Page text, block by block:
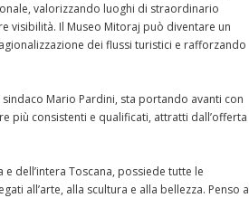
valorizzando luoghi di straordinario
visibilità. Il Museo Mitoraj può diventare un
dei flussi turistici e rafforzando
Mario Pardini, sta portando avanti con
più consistenti e qualificati, attratti dall’offerta
dell’intera Toscana, possiede tutte le
all’arte, alla scultura e alla bellezza. Penso a